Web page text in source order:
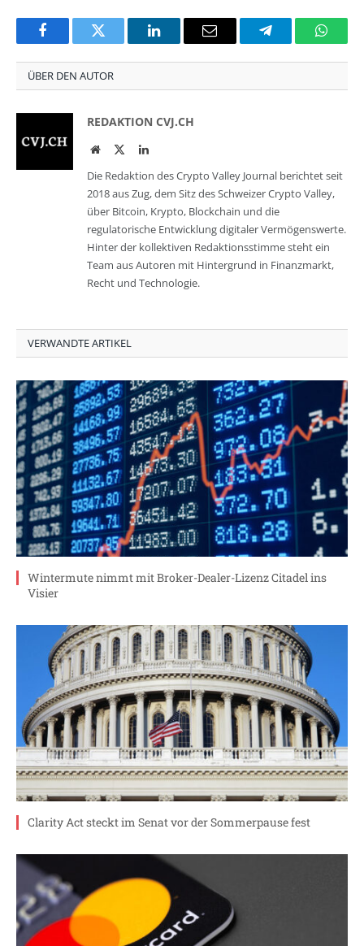
FacebookTwitter LinkedInEmail Telegram
ÜBER DEN AUTOR
REDAKTION CVJ.CH
WebsiteTwitterLinkedIn
Die Redaktion des Crypto Valley Journal berichtet seit
2018 aus Zug, dem Sitz des Schweizer Crypto Valley,
über Bitcoin, Krypto, Blockchain und die
regulatorische Entwicklung digitaler Vermögenswerte.
Hinter der kollektiven Redaktionsstimme steht ein
Team aus Autoren mit Hintergrund in Finanzmarkt,
Recht und Technologie.
VERWANDTE ARTIKEL
Wintermute nimmt mit Broker-Dealer-Lizenz Citadel ins
Visier
Clarity Act steckt im Senat vor der Sommerpause fest